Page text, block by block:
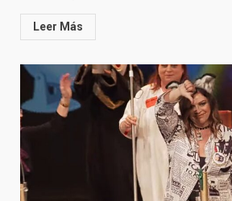
Leer Más